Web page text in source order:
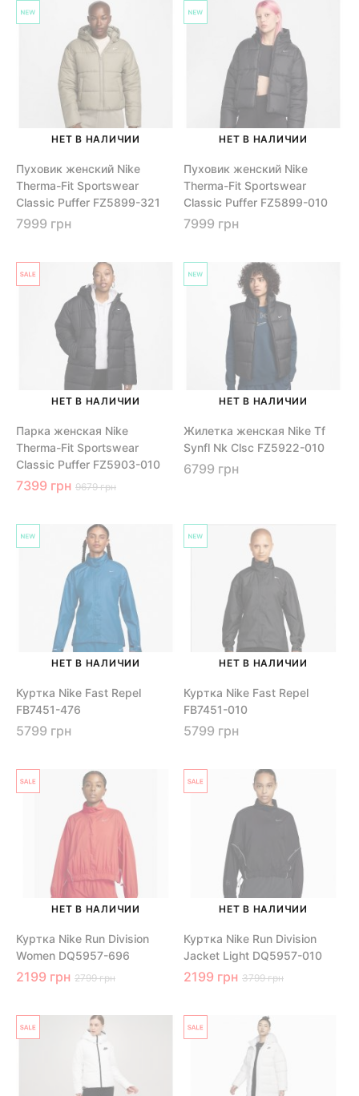
НЕТ В НАЛИЧИИ
Пуховик женский Nike
Therma-Fit Sportswear
Classic Puffer FZ5899-321
7999 грн
НЕТ В НАЛИЧИИ
Пуховик женский Nike
Therma-Fit Sportswear
Classic Puffer FZ5899-010
7999 грн
НЕТ В НАЛИЧИИ
Парка женская Nike
Therma-Fit Sportswear
Classic Puffer FZ5903-010
7399 грн 9679 грн
НЕТ В НАЛИЧИИ
Жилетка женская Nike Tf
Synfl Nk Clsc FZ5922-010
6799 грн
НЕТ В НАЛИЧИИ
Куртка Nike Fast Repel
FB7451-476
5799 грн
НЕТ В НАЛИЧИИ
Куртка Nike Fast Repel
FB7451-010
5799 грн
НЕТ В НАЛИЧИИ
Куртка Nike Run Division
Women DQ5957-696
2199 грн 2799 грн
НЕТ В НАЛИЧИИ
Куртка Nike Run Division
Jacket Light DQ5957-010
2199 грн 3799 грн